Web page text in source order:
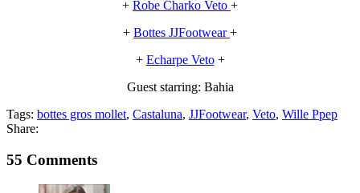
+ Robe Charko Veto +
+ Bottes JJFootwear+
+ Echarpe Veto+
Guest starring: Bahia
Tags: bottes gros mollet, Castaluna, JJFootwear, Veto, Wille Ppep
Share:
55 Comments